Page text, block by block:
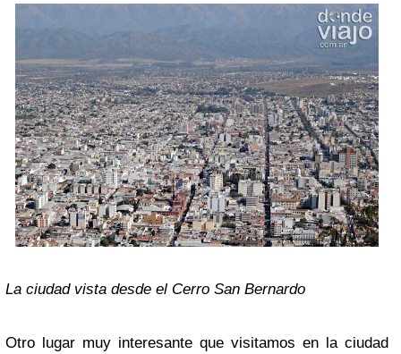
La ciudad vista desde el Cerro San Bernardo
Otro lugar muy interesante que visitamos en la ciudad